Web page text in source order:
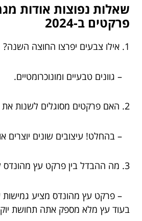
שאלות נפוצות אודות
פרקטים ב-2024
1. אילו צבעים יפרצו החוצה השנה?
– גוונים טבעיים ומונוכרומטיים.
2. האם פרקטים מסוגלים לשנות את התחושה בבית?
– בהחלט! עיצובים שונים יוצרים
3. מה ההבדל בין פרקט עץ מהונדס לבין פרקט עץ מלא?
– פרקט עץ מהונדס מציע גמישות
בעוד עץ מלא מספק אתה תחושת